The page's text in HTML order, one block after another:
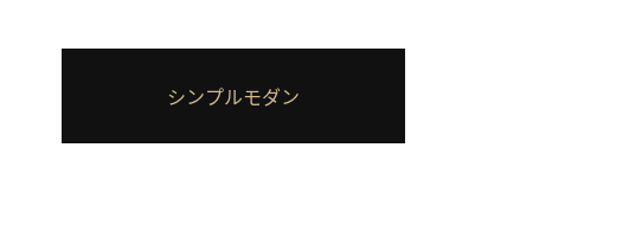
シンプルモダン